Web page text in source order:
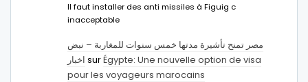
Il faut installer des anti missiles à Figuig c
inacceptable
مصر تمنح تأشيرة مدتها خمس سنوات للمغاربة – نبض
اخبار surÉgypte: Une nouvelle option de visa
pour les voyageurs marocains